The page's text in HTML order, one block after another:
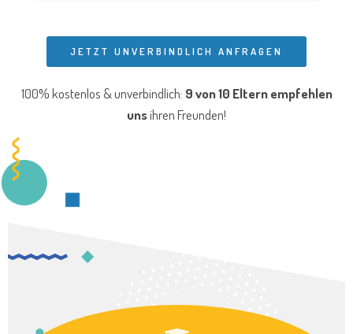
JETZT UNVERBINDLICH ANFRAGEN
100% kostenlos & unverbindlich: 9 von 10 Eltern empfehlen
unsihren Freunden!